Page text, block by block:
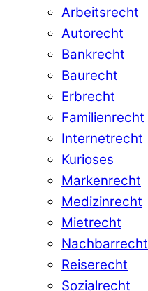
Arbeitsrecht
Autorecht
Bankrecht
Baurecht
Erbrecht
Familienrecht
Internetrecht
Kurioses
Markenrecht
Medizinrecht
Mietrecht
Nachbarrecht
Reiserecht
Sozialrecht